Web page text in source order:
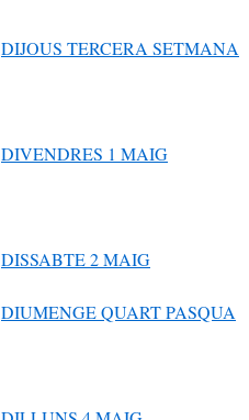
DIJOUS TERCERA SETMANA
DIVENDRES 1 MAIG
DISSABTE 2 MAIG
DIUMENGE QUART PASQUA